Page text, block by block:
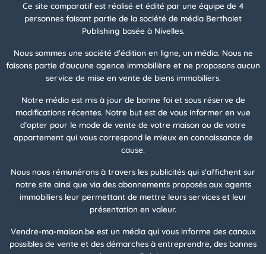
Ce site comparatif est réalisé et édité par une équipe de 4
personnes faisant partie de la société de média Bertholet
Publishing basée à Nivelles.
Nous sommes une société d'édition en ligne, un média. Nous ne
faisons partie d'aucune agence immobilière et ne proposons aucun
service de mise en vente de biens immobiliers.
Notre média est mis à jour de bonne foi et sous réserve de
modifications récentes. Notre but est de vous informer en vue
d’opter pour le mode de vente de votre maison ou de votre
appartement qui vous correspond le mieux en connaissance de
cause.
Nous nous rémunérons à travers les publicités qui s'affichent sur
notre site ainsi que via des abonnements proposés aux agents
immobiliers leur permettant de mettre leurs services et leur
présentation en valeur.
Vendre-ma-maison.be est un média qui vous informe des canaux
possibles de vente et des démarches à entreprendre, des bonnes